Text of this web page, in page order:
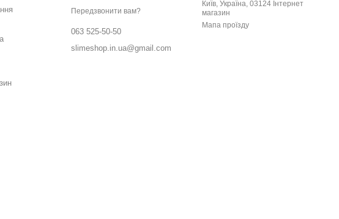
Передзвонити вам?
063 525-50-50
slimeshop.in.ua@gmail.com
Київ, Україна, 03124 Інтернет
магазин
Мапа проїзду